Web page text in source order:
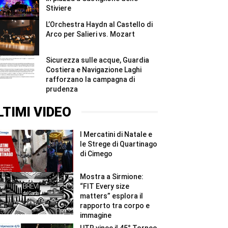
Stiviere
L’Orchestra Haydn al Castello di
Arco per Salieri vs. Mozart
Sicurezza sulle acque, Guardia
Costiera e Navigazione Laghi
rafforzano la campagna di
prudenza
VIDEO
I Mercatini di Natale e
le Strege di Quartinago
di Cimego
Mostra a Sirmione:
“FIT Every size
matters” esplora il
rapporto tra corpo e
immagine